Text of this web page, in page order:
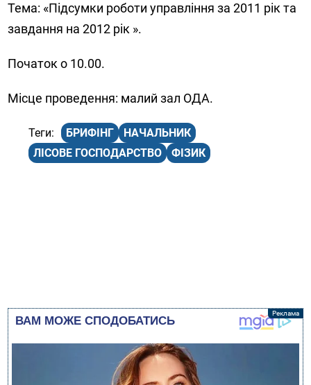
Тема: «Підсумки роботи управління за 2011 рік та
завдання на 2012 рік ».
Початок о 10.00.
Місце проведення: малий зал ОДА.
БРИФІНГ
НАЧАЛЬНИК
ЛІСОВЕ ГОСПОДАРСТВО
ФІЗИК